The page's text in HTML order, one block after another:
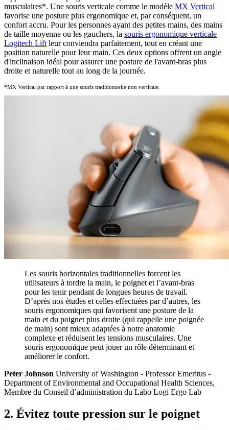
musculaires*. Une souris verticale comme le modèle MX Vertical
favorise une posture plus ergonomique et, par conséquent, un
confort accru. Pour les personnes ayant des petites mains, des mains
de taille moyenne ou les gauchers, la souris ergonomique verticale
Logitech Lift leur conviendra parfaitement, tout en créant une
position naturelle pour leur main. Ces deux options offrent un angle
d'inclinaison idéal pour assurer une posture de l'avant-bras plus
droite et naturelle tout au long de la journée.
*MX Vertical par rapport à une souris traditionnelle non verticale.
Les souris horizontales traditionnelles forcent les
utilisateurs à tordre la main, le poignet et l’avant-bras
pour les tenir pendant de longues heures de travail.
D’après nos études et celles effectuées par d’autres, les
souris ergonomiques qui favorisent une posture de la
main et du poignet plus droite (qui rappelle une poignée
de main) sont mieux adaptées à notre anatomie
complexe et réduisent les tensions musculaires. Une
souris ergonomique peut jouer un rôle déterminant et
améliorer le confort.
Peter Johnson University of Washington - Professor Emeritus -
Department of Environmental and Occupational Health Sciences,
Membre du Conseil d’administration du Labo Logi Ergo Lab
2. Évitez toute pression sur le poignet